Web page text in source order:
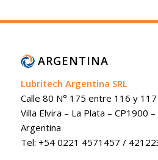
ARGENTINA
Lubritech Argentina SRL
Calle 80 N° 175 entre 116 y 117
Villa Elvira – La Plata – CP1900
Argentina
Tel: +54 0221 4571457 /